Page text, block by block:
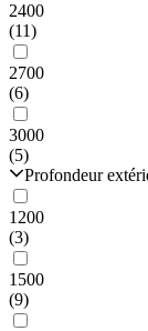
2400
(11)
2700
(6)
3000
(5)
Profondeur
1200
(3)
1500
(9)